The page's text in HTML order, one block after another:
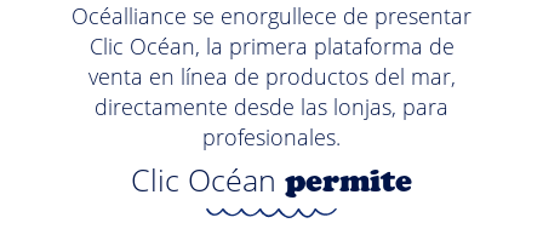
Océalliance se enorgullece de presentar
Clic Océan, la primera plataforma de
venta en línea de productos del mar,
directamente desde las lonjas, para
profesionales.
Clic Océan permite